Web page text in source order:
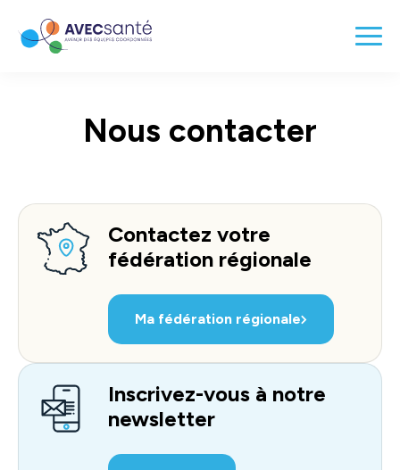
Nous contacter
Contactez votre
fédération régionale
Ma fédération régionale
Inscrivez-vous à notre
newsletter